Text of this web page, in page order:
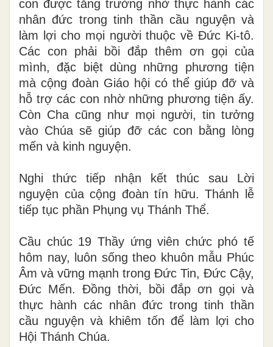
con được tăng trưởng nhờ thực hành các
nhân đức trong tinh thần cầu nguyện và
làm lợi cho mọi người thuộc về Đức Ki-tô.
Các con phải bồi đắp thêm ơn gọi của
mình, đặc biệt dùng những phương tiện
mà cộng đoàn Giáo hội có thể giúp đỡ và
hỗ trợ các con nhờ những phương tiện ấy.
Còn Cha cũng như mọi người, tin tưởng
vào Chúa sẽ giúp đỡ các con bằng lòng
mến và kinh nguyện.
Nghi thức tiếp nhận kết thúc sau Lời
nguyện của cộng đoàn tín hữu. Thánh lễ
tiếp tục phần Phụng vụ Thánh Thể.
Cầu chúc 19 Thầy ứng viên chức phó tế
hôm nay, luôn sống theo khuôn mẫu Phúc
Âm và vững mạnh trong Đức Tin, Đức Cậy,
Đức Mến. Đồng thời, bồi đắp ơn gọi và
thực hành các nhân đức trong tinh thần
cầu nguyện và khiêm tốn để làm lợi cho
Hội Thánh Chúa.